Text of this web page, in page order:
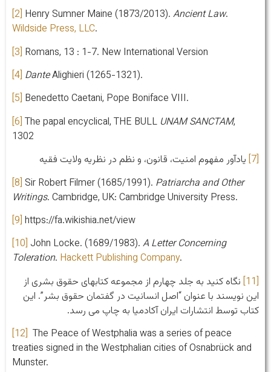
[2] Henry Sumner Maine (1873/2013). Ancient Law.
Wildside Press, LLC.
[3] Romans, 13 : 1-7. New International Version
[4] DanteAlighieri (1265-1321).
[5] Benedetto Caetani, Pope Boniface VIII.
[6] The papal encyclical, THE BULL UNAM SANCTAM,
1302
[7]
یادآور مفهوم امنیت، قانون، و نظم در نظریه ولایت فقیه
[8] Sir Robert Filmer (1685/1991). Patriarcha and Other
Writings. Cambridge, UK: Cambridge University Press.
[9] https://fa.wikishia.net/view
[10] John Locke. (1689/1983). A Letter Concerning
Toleration. Hackett Publishing Company.
[11]
نگاه کنید به جلد چهارم از مجموعه کتابهای حقوق بشری از
این نویسند با عنوان “اصل انسانیت در گفتمان حقوق بشر”. این
کتاب توسط انتشارات ایران آکادمیا به چاپ می رسد.
[12] The Peace of Westphalia was a series of peace
treaties signed in the Westphalian cities of Osnabrück and
Munster.